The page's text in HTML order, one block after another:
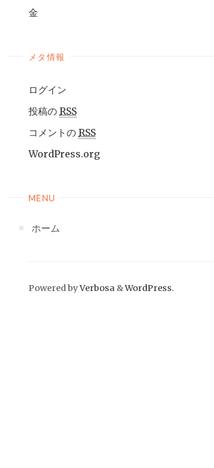
金
メタ情報
ログイン
投稿の RSS
コメントの RSS
WordPress.org
MENU
ホーム
Powered byVerbosa &WordPress.